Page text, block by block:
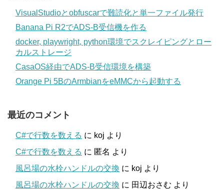
VisualStudioとobfuscarで難読化と単一ファイル発行
Banana Pi R2でADS-B受信機を作る
docker, playwright, python環境でスクレイピングとロー
カルストレージ
CasaOS経由でADS-B受信環境を構築
Orange Pi 5BのArmbianをeMMCから起動する
最近のコメント
C#で行数を数える に koj より
C#で行数を数える に 匿名 より
風呂場の水栓ハンドルの交換 に koj より
風呂場の水栓ハンドルの交換 に 田辺おさむ より